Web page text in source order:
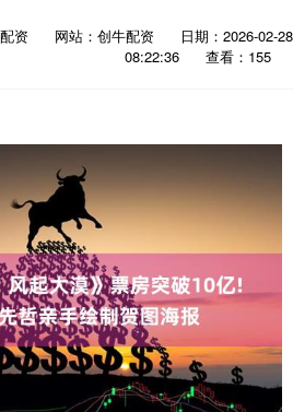
资 网站：创牛配资
日期：2026-02-28
08:22:36
查看：155